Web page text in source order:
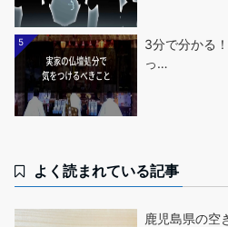
5
3分で分かる
っ…
よく読まれている記事
鹿児島県の空